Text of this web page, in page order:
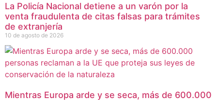
La Policía Nacional detiene a un varón por la
venta fraudulenta de citas falsas para trámites
de extranjería
10 de agosto de 2026
Mientras Europa arde y se seca, más de 600.000